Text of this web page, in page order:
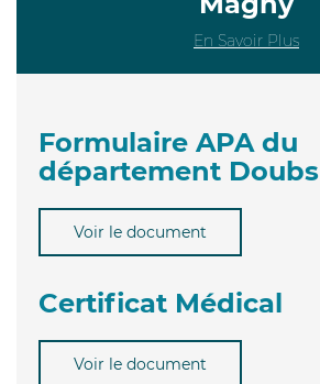
En Savoir Plus
Formulaire APA du
département Doubs
Voir le document
Certificat Médical
Voir le document